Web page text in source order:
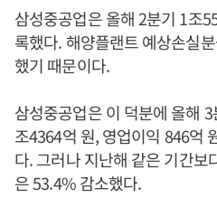
삼성중공업은 올해 2분기 1조
록했다. 해양플랜트 예상손실
했기 때문이다.
삼성중공업은 이 덕분에 올해
조4364억 원, 영업이익 846억
다. 그러나 지난해 같은 기간보
은 53.4% 감소했다.